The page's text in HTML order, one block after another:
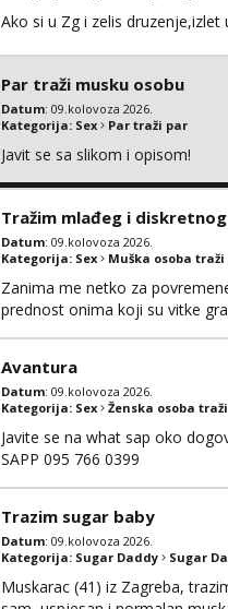
Ako si u Zg i zelis druzenje,izlet
Par traži musku osobu
Datum: 09.kolovoza 2026.
Kategorija: Sex Par traži par
Javit se sa slikom i opisom!
Tražim mlađeg i diskretnog
Datum: 09.kolovoza 2026.
Kategorija: Sex Muška osoba
Zanima me netko za
prednost onima koji su vitke
Avantura
Datum: 09.kolovoza 2026.
Kategorija: Sex Ženska osoba
Javite se na what sap oko
SAPP 095 766 0399
Trazim sugar baby
Datum: 09.kolovoza 2026.
Kategorija: Sugar Daddy Sugar
Muskarac (41) iz Zagreba,